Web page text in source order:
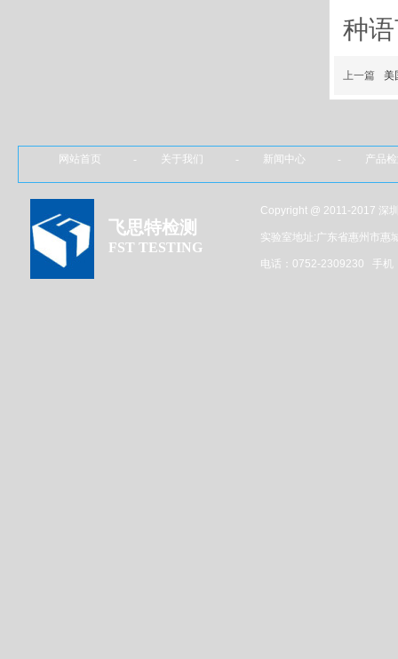
种
上一篇 美
Copyright @ 2011-2017 深
实验室地址:广东省惠州市惠
电话：0752-2309230 手
网站首页 - 关于我们 - 新闻中心 - 产品
飞思特检测
FST TESTING